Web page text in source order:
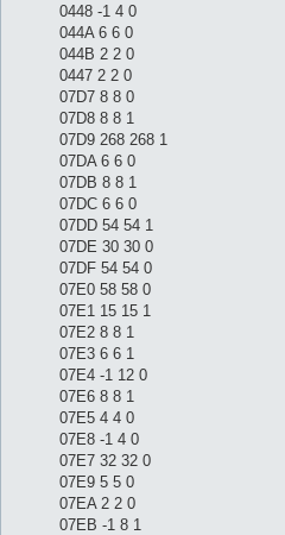
0448 -1 4 0
044A 6 6 0
044B 2 2 0
0447 2 2 0
07D7 8 8 0
07D8 8 8 1
07D9 268 268 1
07DA 6 6 0
07DB 8 8 1
07DC 6 6 0
07DD 54 54 1
07DE 30 30 0
07DF 54 54 0
07E0 58 58 0
07E1 15 15 1
07E2 8 8 1
07E3 6 6 1
07E4 -1 12 0
07E6 8 8 1
07E5 4 4 0
07E8 -1 4 0
07E7 32 32 0
07E9 5 5 0
07EA 2 2 0
07EB -1 8 1